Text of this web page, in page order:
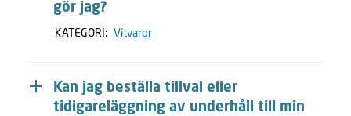
gör jag?
KATEGORI: Vitvaror
Kan jag beställa tillval eller
tidigareläggning av underhåll till min